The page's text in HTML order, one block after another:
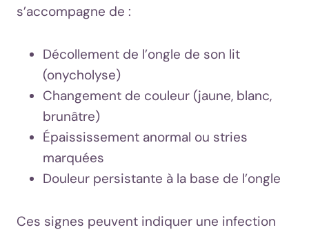
s’accompagne de :
Décollement de l’ongle de son lit
(onycholyse)
Changement de couleur (jaune, blanc,
brunâtre)
Épaississement anormal ou stries
marquées
Douleur persistante à la base de l’ongle
Ces signes peuvent indiquer une infection